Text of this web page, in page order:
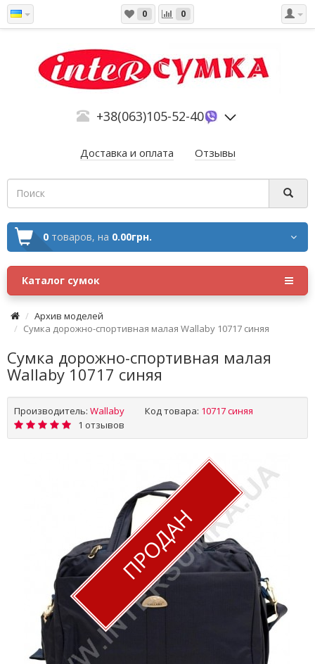
0 0
+38(063)105-52-40
Доставка и оплата Отзывы
0 товаров, на 0.00грн.
Каталог сумок
Архив моделей
Сумка дорожно-спортивная малая Wallaby 10717 синяя
Сумка дорожно-спортивная малая
Wallaby 10717 синяя
Производитель: Wallaby Код товара: 10717 синяя
1 отзывов
ПРОДАН